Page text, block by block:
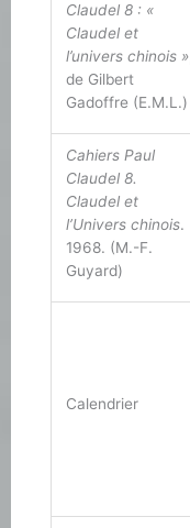
Claudel 8 : «
Claudel et
l’univers chinois »
de Gilbert
Gadoffre (E.M.L.)
Cahiers Paul
Claudel 8.
Claudel et
l’Univers chinois.
1968. (M.-F.
Guyard)
Calendrier